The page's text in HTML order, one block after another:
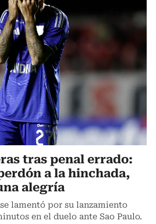
tras penal errado:
a la hinchada,
alegría
lamentó por su lanzamiento
en el duelo ante Sao Paulo.